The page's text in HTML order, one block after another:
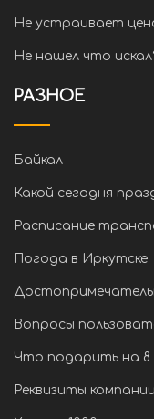
Не устраивает
Не нашел что
РАЗНОЕ
Байкал
Какой сегодня
Расписание
Погода в Иркутске
Вопросы
Что подарить на
Реквизиты компании